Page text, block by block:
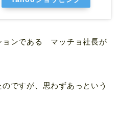
ョンである マッチョ社長が
ですが、思わずあっという